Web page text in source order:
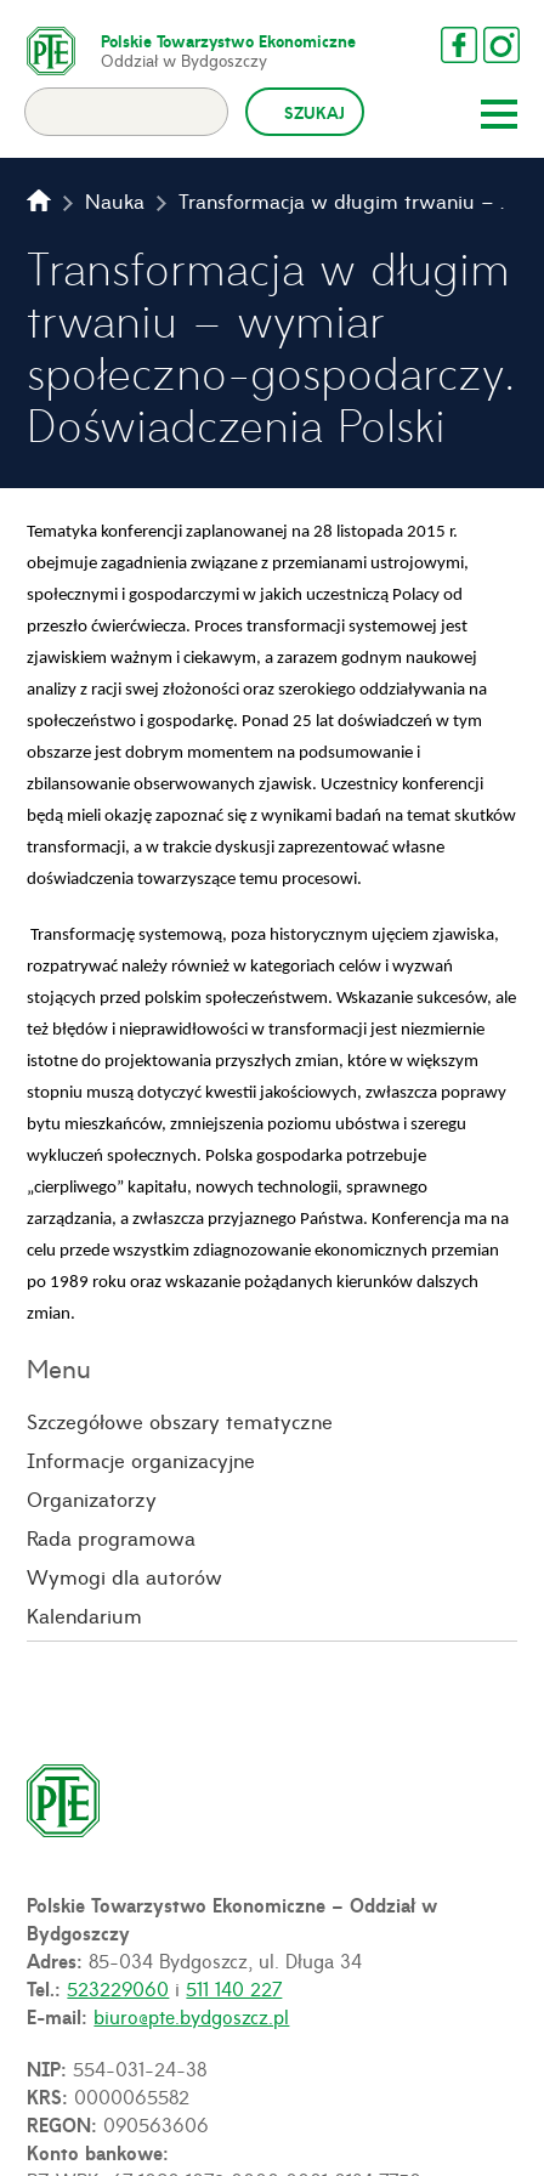
Polskie Towarzystwo Ekonomiczne
Oddział w Bydgoszczy
Nauka Transformacja w długim trwaniu – wymiar społeczno-gospodarczy. Doświadczenia Polski
Transformacja w długim
trwaniu – wymiar
społeczno-gospodarczy.
Doświadczenia Polski
Tematyka konferencji zaplanowanej na 28 listopada 2015 r.
obejmuje zagadnienia związane z przemianami ustrojowymi,
społecznymi i gospodarczymi w jakich uczestniczą Polacy od
przeszło ćwierćwiecza. Proces transformacji systemowej jest
zjawiskiem ważnym i ciekawym, a zarazem godnym naukowej
analizy z racji swej złożoności oraz szerokiego oddziaływania na
społeczeństwo i gospodarkę. Ponad 25 lat doświadczeń w tym
obszarze jest dobrym momentem na podsumowanie i
zbilansowanie obserwowanych zjawisk. Uczestnicy konferencji
będą mieli okazję zapoznać się z wynikami badań na temat skutków
transformacji, a w trakcie dyskusji zaprezentować własne
doświadczenia towarzyszące temu procesowi.
Transformację systemową, poza historycznym ujęciem zjawiska,
rozpatrywać należy również w kategoriach celów i wyzwań
stojących przed polskim społeczeństwem. Wskazanie sukcesów, ale
też błędów i nieprawidłowości w transformacji jest niezmiernie
istotne do projektowania przyszłych zmian, które w większym
stopniu muszą dotyczyć kwestii jakościowych, zwłaszcza poprawy
bytu mieszkańców, zmniejszenia poziomu ubóstwa i szeregu
wykluczeń społecznych. Polska gospodarka potrzebuje
„cierpliwego” kapitału, nowych technologii, sprawnego
zarządzania, a zwłaszcza przyjaznego Państwa. Konferencja ma na
celu przede wszystkim zdiagnozowanie ekonomicznych przemian
po 1989 roku oraz wskazanie pożądanych kierunków dalszych
zmian.
Menu
Szczegółowe obszary tematyczne
Informacje organizacyjne
Organizatorzy
Rada programowa
Wymogi dla autorów
Kalendarium
Polskie Towarzystwo Ekonomiczne – Oddział w
Bydgoszczy
Adres:85-034 Bydgoszcz, ul. Długa 34
Tel.:523229060 i511 140 227
E-mail: biuro@pte.bydgoszcz.pl
NIP:554-031-24-38
KRS: 0000065582
REGON: 090563606
Konto bankowe: